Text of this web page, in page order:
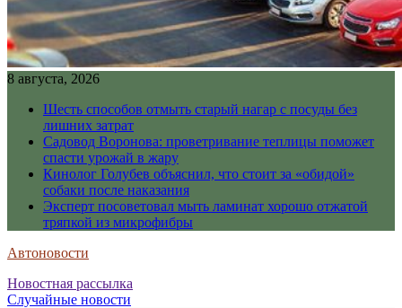
8 августа, 2026
Шесть способов отмыть старый нагар с посуды без
лишних затрат
Садовод Воронова: проветривание теплицы поможет
спасти урожай в жару
Кинолог Голубев объяснил, что стоит за «обидой»
собаки после наказания
Эксперт посоветовал мыть ламинат хорошо отжатой
тряпкой из микрофибры
Автоновости
Новостная рассылка
Случайные новости